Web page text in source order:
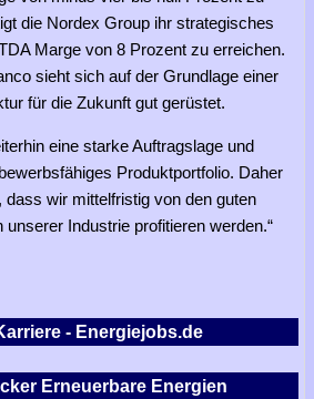
die Nordex Group ihr strategisches
Marge von 8 Prozent zu erreichen.
sieht sich auf der Grundlage einer
für die Zukunft gut gerüstet.
eine starke Auftragslage und
Produktportfolio. Daher
wir mittelfristig von den guten
Industrie profitieren werden.“
- Energiejobs.de
Erneuerbare Energien